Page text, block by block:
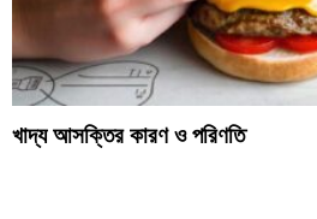
খাদ্য আসক্তির কারণ ও পরিণতি